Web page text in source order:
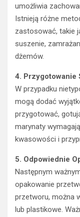
umożliwia
Istnieją różne
zastosować, takie
suszenie,
dżemów.
4. Przygotowanie
W przypadku
mogą dodać
przygotować,
marynaty
kwasowości i
5. Odpowiednie
Następnym
opakowanie
przetworu, można
lub plastikowe.